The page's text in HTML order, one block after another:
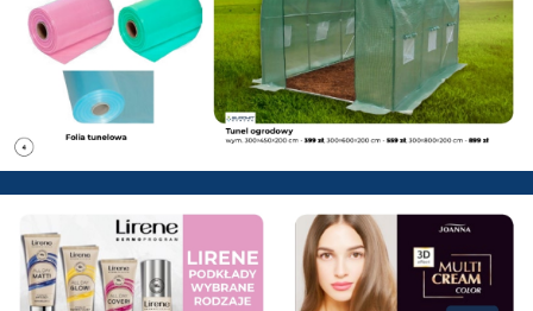
PSB Mrówka Zwoleń -